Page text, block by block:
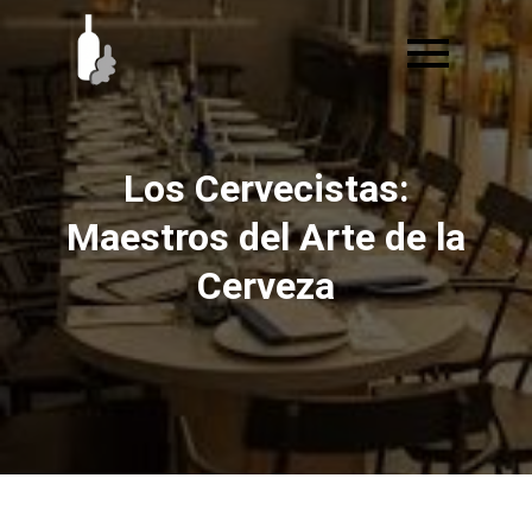
contenido
Los Cervecistas:
Maestros del Arte de la
Cerveza